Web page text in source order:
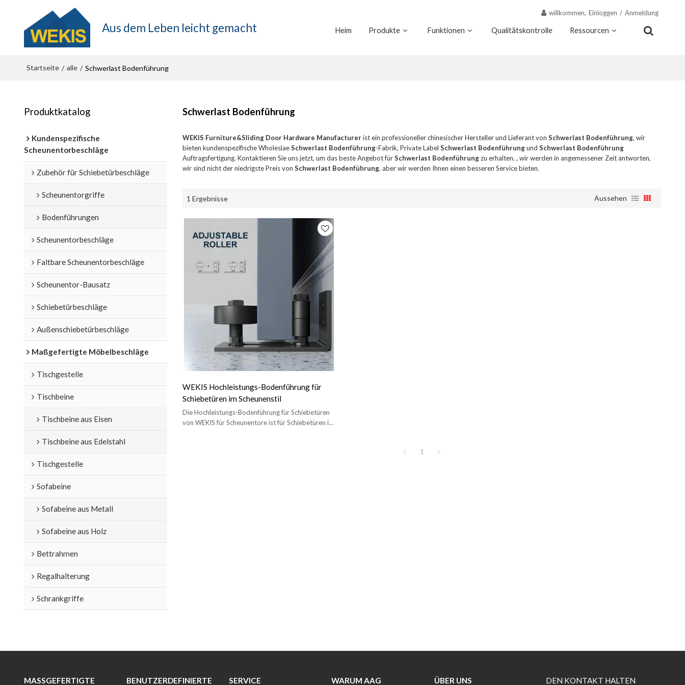
Aus dem Leben leicht gemacht
willkommen, Einloggen / Anmeldung
Heim Produkte Funktionen Qualitätskontrolle Ressourcen
Startseite / alle / Schwerlast Bodenführung
Produktkatalog
Kundenspezifische
Scheunentorbeschläge
Zubehör für Schiebetürbeschläge
Scheunentorgriffe
Bodenführungen
Scheunentorbeschläge
Faltbare Scheunentorbeschläge
Scheunentor-Bausatz
Schiebetürbeschläge
Außenschiebetürbeschläge
Maßgefertigte Möbelbeschläge
Tischgestelle
Tischbeine
Tischbeine aus Eisen
Tischbeine aus Edelstahl
Tischgestelle
Sofabeine
Sofabeine aus Metall
Sofabeine aus Holz
Bettrahmen
Regalhalterung
Schrankgriffe
Schwerlast Bodenführung
WEKIS Furniture&Sliding Door Hardware Manufacturerist ein professioneller chinesischer Hersteller und Lieferant vonSchwerlast Bodenführung, wir
bieten kundenspezifische WholeslaeSchwerlast Bodenführung-Fabrik, Private LabelSchwerlast BodenführungundSchwerlast Bodenführung
Auftragsfertigung. Kontaktieren Sie uns jetzt, um das beste Angebot fürSchwerlast Bodenführungzu erhalten. , wir werden in angemessener Zeit antworten,
wir sind nicht der niedrigste Preis vonSchwerlast Bodenführung, aber wir werden Ihnen einen besseren Service bieten.
1 Ergebnisse Aussehen
WEKIS Hochleistungs-Bodenführung für
Schiebetüren im Scheunenstil
Die Hochleistungs-Bodenführung für Schiebetüren
von WEKIS für Scheunentore ist für Schiebetüren im
1
MASSGEFERTIGTE M
BENUTZERDEFINIERTE
SERVICE WARUM AAG ÜBER UNS DEN KONTAKT HALTEN